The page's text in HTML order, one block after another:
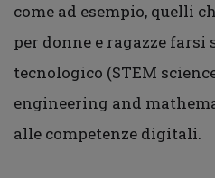
come ad esempio, quelli
per donne e ragazze farsi
tecnologico (STEM
engineering and
alle competenze digitali.